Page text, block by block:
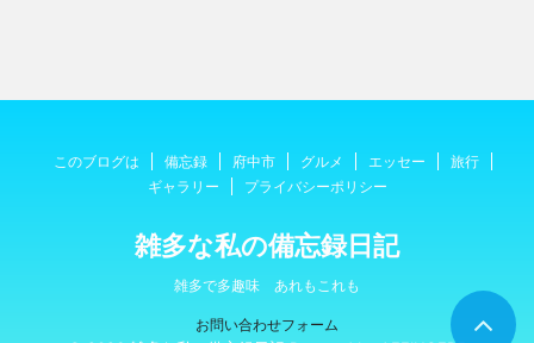
このブログは 備忘録 府中市 グルメ エッセー
旅行
ギャラリー
プライバシーポリシー
雑多な私の備忘録日記
雑多で多趣味 あれもこれも
お問い合わせフォーム